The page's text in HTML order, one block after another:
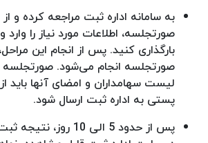
به سامانه اداره ثبت مراجعه کرده و
صورتجلسه، اطلاعات مورد نیاز را
بارگذاری کنید. پس از انجام این
صورتجلسه انجام می‌شود. صورتجلسه
لیست سهامداران و امضای آنها باید
پستی به اداره ثبت ارسال شود.
پس از حدود 5 الی 10